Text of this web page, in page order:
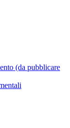
(da pubblicare